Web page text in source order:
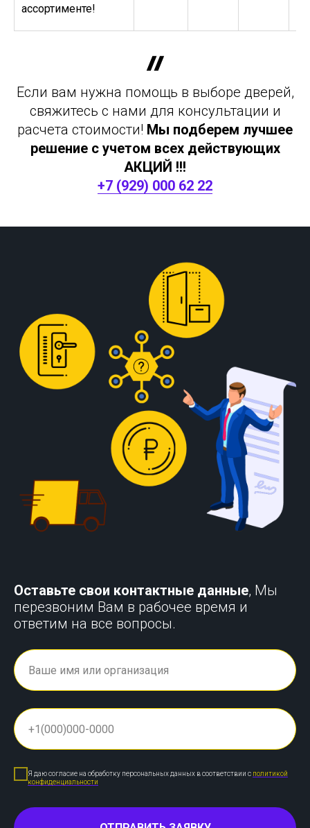
ассортименте!
Если вам нужна помощь в выборе дверей,
свяжитесь с нами для консультации и
расчета стоимости! Мы подберем лучшее
решение с учетом всех действующих
АКЦИЙ !!!
+7 (929) 000 62 22
Оставьте свои контактные данные, Мы
перезвоним Вам в рабочее время и
ответим на все вопросы.
Я даю согласие на обработку персональных данных в соответствии с политикой
конфиденциальности